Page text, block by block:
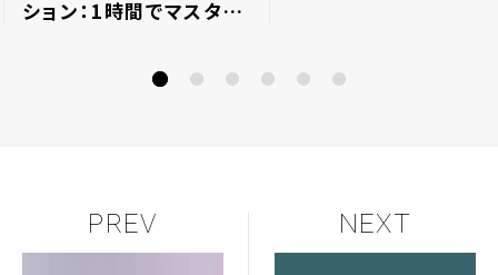
ション：1時間でマスタ
PREV NEXT